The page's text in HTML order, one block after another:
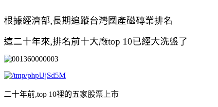
根據經濟部,長期追蹤台灣國產磁磚業排名
這二十年來,排名前十大廠top 10已經大洗盤了
二十年前,top 10裡的五家股票上市